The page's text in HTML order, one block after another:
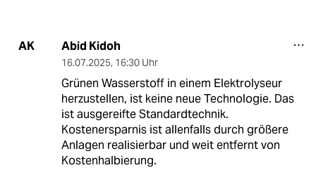
AK Abid Kidoh
16.07.2025, 16:30 Uhr
Grünen Wasserstoff in einem Elektrolyseur
herzustellen, ist keine neue Technologie. Das
ist ausgereifte Standardtechnik.
Kostenersparnis ist allenfalls durch größere
Anlagen realisierbar und weit entfernt von
Kostenhalbierung.